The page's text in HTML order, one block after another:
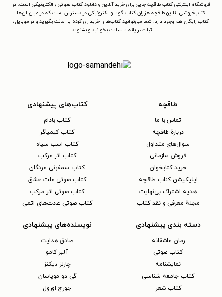
فروشگاه اینترنتی کتاب طاقچه جایی برای خرید آنلاین و دانلود کتاب صوتی و الکترونیکی است. در
کتاب‌فروشی آنلاین طاقچه هزاران کتاب گویا و الکترونیکی در دسترس است که در میان آن‌ها
کتاب رایگان هم وجود دارد. شما می‌توانید کتاب‌ها را خریداری کرده یا امانت بگیرید و در موبایل،
تبلت، رایانه یا سایت بخوانید و بشنوید.
طاقچه
تماس با ما
دربارهٔ طاقچه
سوال‌های متداول
فروش سازمانی
خرید کتابخوان
اپلیکیشن کتاب طاقچه
هدیه اشتراک بی‌نهایت
مجلهٔ معرفی و نقد کتاب
کتاب‌های پیشنهادی
کتاب بادام
کتاب کیمیاگر
کتاب اسب سیاه
کتاب اثر مرکب
کتاب سمفونی مردگان
کتاب صوتی ملت عشق
کتاب صوتی اثر مرکب
کتاب صوتی عادت‌های اتمی
دسته بندی پیشنهادی
رمان عاشقانه
کتاب‌ صوتی
نمایشنامه
کتاب جامعه شناسی
کتاب شعر
نویسنده‌های پیشنهادی
صادق هدایت
آلبر کامو
چارلز دیکنز
گی دو موپاسان
جورج اورول